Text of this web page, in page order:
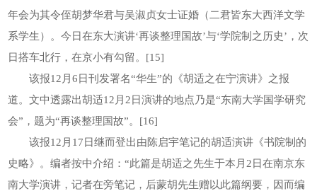
年会为其令侄胡梦华君与吴淑贞女士证婚（二君皆东大西洋文学
系学生）。今日在东大演讲‘再谈整理国故’与‘学院制之历史’，次
日搭车北行，在京小有勾留。[15]
该报12月6日刊发署名“华生”的《胡适之在宁演讲》之报
道。文中透露出胡适12月2日演讲的地点乃是“东南大学国学研究
会”，题为“再谈整理国故”。[16]
该报12月17日继而登出由陈启宇笔记的胡适演讲《书院制的
史略》。编者按中介绍：“此篇是胡适之先生于本月2日在南京东
南大学演讲，记者在旁笔记，后蒙胡先生赠以此篇纲要，因而编